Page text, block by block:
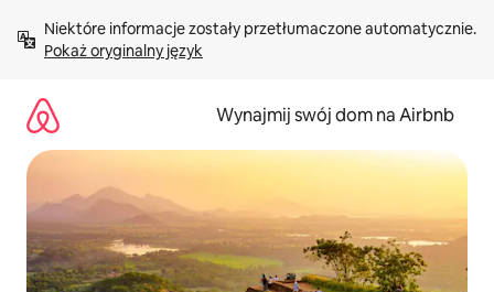
treści Pokaż oryginalny język
Wynajmij swój dom na Airbnb